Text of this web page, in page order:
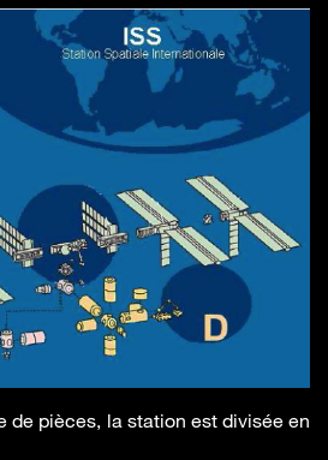
de pièces, la station est divisée en